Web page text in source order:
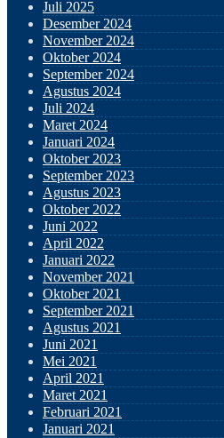
Juli 2025
Desember 2024
November 2024
Oktober 2024
September 2024
Agustus 2024
Juli 2024
Maret 2024
Januari 2024
Oktober 2023
September 2023
Agustus 2023
Oktober 2022
Juni 2022
April 2022
Januari 2022
November 2021
Oktober 2021
September 2021
Agustus 2021
Juni 2021
Mei 2021
April 2021
Maret 2021
Februari 2021
Januari 2021